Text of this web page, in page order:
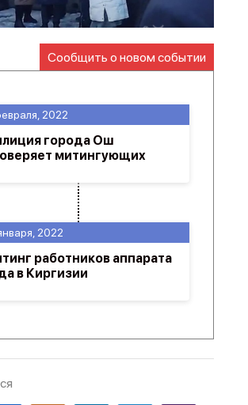
Справочник
API
О проекте
Сообщить о новом событии
2022
работников аппарата
в Киргизии
2022
города Ош
митингующих